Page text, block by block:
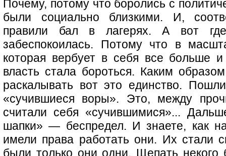
Почему, потому что боролись с
были социально близкими. И,
правили бал в лагерях. А вот
забеспокоилась. Потому что в
которая вербует в себя все больше
власть стала бороться. Каким
раскалывать вот это единство.
«сучившиеся воры». Это, между
считали себя «сучившимися»...
шапки» — беспредел. И знаете, как
имели права работать они. Их стали
были только они одни. Щепать